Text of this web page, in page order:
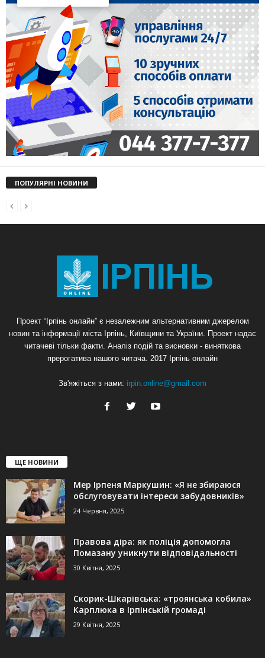
ПОПУЛЯРНІ НОВИНИ
Проект “Ірпінь онлайн” є незалежним альтернативним джерелом
новин та інформації міста Ірпінь, Київщини та України. Проект надає
читачеві тільки факти. Аналіз подій та висновки - виняткова
прерогатива нашого читача. 2017 Ірпінь онлайн
Зв'яжіться з нами: irpin.online@gmail.com
ЩЕ НОВИНИ
Мер Ірпеня Маркушин: «Я не збираюся
обслуговувати інтереси забудовників»
24 Червня, 2025
Правова діра: як поліція допомогла
Помазану уникнути відповідальності
30 Квітня, 2025
Скорик-Шкарівська: «троянська кобила»
Карплюка в Ірпінській громаді
29 Квітня, 2025